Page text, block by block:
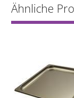
Ähnliche